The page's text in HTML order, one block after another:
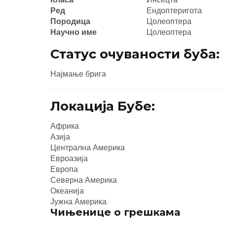
Ред
Ендоптеригота
Породица
Цолеоптера
Научно име
Цолеоптера
Статус очуваности буба:
Најмање брига
Локација Бубе:
Африка
Азија
Централна Америка
Евроазија
Европа
Северна Америка
Океанија
Јужна Америка
Чињенице о грешкама